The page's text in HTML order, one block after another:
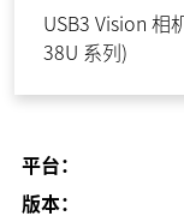
USB3 Vision 相
38U 系列)
平台：
版本：